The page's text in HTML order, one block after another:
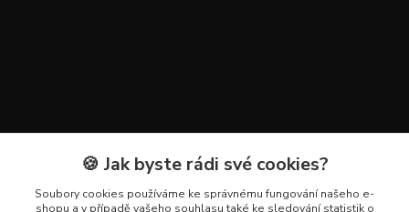
Kontakty
+420 602 223 614
🍪 Jak byste rádi své cookies?
Soubory cookies používáme ke správnému fungování našeho e-
shopu a v případě vašeho souhlasu také ke sledování statistik o